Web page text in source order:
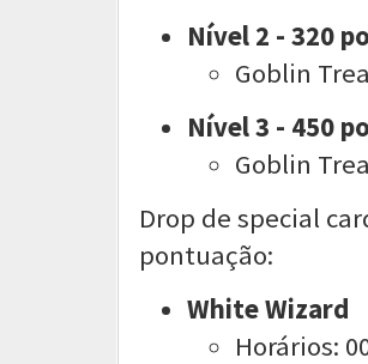
Nível 2 - 320
Goblin
Nível 3 - 450
Goblin
Drop de special
pontuação:
White Wizard
Horários: